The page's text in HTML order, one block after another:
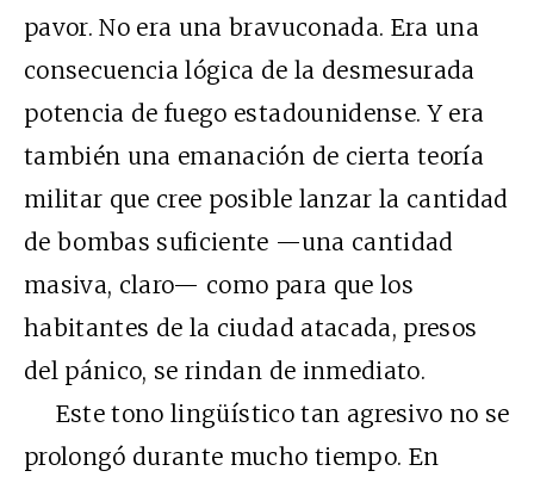
pavor. No era una bravuconada. Era una
consecuencia lógica de la desmesurada
potencia de fuego estadounidense. Y era
también una emanación de cierta teoría
militar que cree posible lanzar la cantidad
de bombas suficiente —una cantidad
masiva, claro— como para que los
habitantes de la ciudad atacada, presos
del pánico, se rindan de inmediato.
Este tono lingüístico tan agresivo no se
prolongó durante mucho tiempo. En